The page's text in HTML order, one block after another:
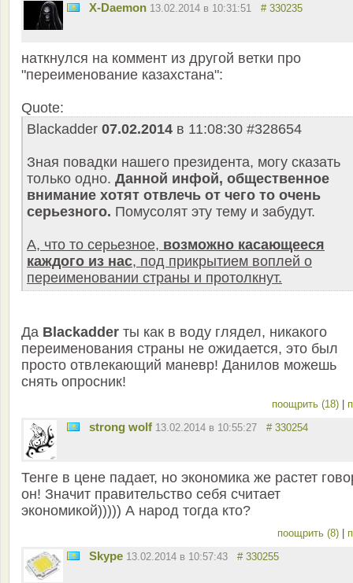
X-Daemon 13.02.2014 в 10:31:51 # 330235
наткнулся на коммент из другой ветки про
"переименование казахстана":
Quote:
Blackadder 07.02.2014 в 11:08:30 #328654
Зная повадки нашего президента, могу сказать
только одно. Данной инфой, общественное
внимание хотят отвлечь от чего то очень
серьезного. Помусолят эту тему и забудут.
А, что то серьезное, возможно касающееся
каждого из нас, под прикрытием воплей о
переименовании страны и протолкнут.
Да Blackadder ты как в воду глядел, никакого
переименования страны не ожидается, это был
просто отвлекающий маневр! Данилов можешь
снять опросник!
поощрить (18)
strong wolf 13.02.2014 в 10:55:27 # 330254
Тенге в цене падает, но экономика же растет
он! Значит правительство себя считает
экономикой))))) А народ тогда кто?
поощрить (8)
Skype 13.02.2014 в 10:57:43 # 330255